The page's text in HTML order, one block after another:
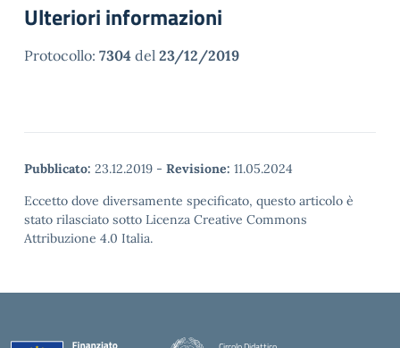
Ulteriori informazioni
Protocollo: 7304 del 23/12/2019
Pubblicato: 23.12.2019 - Revisione: 11.05.2024
Eccetto dove diversamente specificato, questo articolo è
stato rilasciato sotto Licenza Creative Commons
Attribuzione 4.0 Italia.